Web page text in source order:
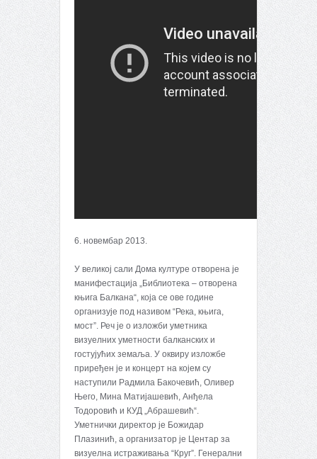
6. новембар 2013.
У великој сали Дома културе отворена је
манифестација „Библиотека – отворена
књига Балкана“, која се ове године
организује под називом “Река, књига,
мост”. Реч је о изложби уметника
визуелних уметности балканских и
гостујућих земаља. У оквиру изложбе
приређен је и концерт на којем су
наступили Радмила Бакочевић, Оливер
Њего, Мина Матијашевић, Анђела
Тодоровић и КУД „Абрашевић“.
Уметнички директор је Божидар
Плазинић, а организатор је Центар за
визуелна истраживања “Круг”. Генерални